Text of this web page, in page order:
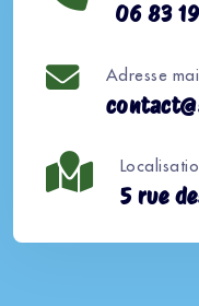
06 83
Adresse mail
5 rue